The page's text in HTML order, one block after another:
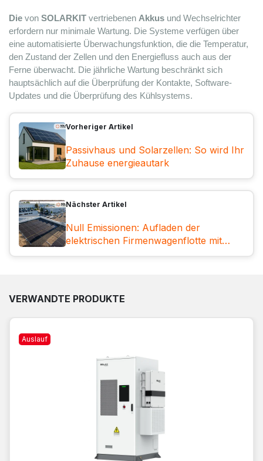
Die von SOLARKIT vertriebenen Akkus und Wechselrichter
erfordern nur minimale Wartung. Die Systeme verfügen über
eine automatisierte Überwachungsfunktion, die die Temperatur,
den Zustand der Zellen und den Energiefluss auch aus der
Ferne überwacht. Die jährliche Wartung beschränkt sich
hauptsächlich auf die Überprüfung der Kontakte, Software-
Updates und die Überprüfung des Kühlsystems.
Vorheriger Artikel
Passivhaus und Solarzellen: So wird Ihr
Zuhause energieautark
Nächster Artikel
Null Emissionen: Aufladen der
elektrischen Firmenwagenflotte mit
Solarenergie
VERWANDTE PRODUKTE
Auslauf